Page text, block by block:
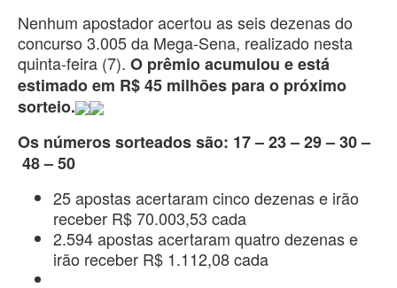
Nenhum apostador acertou as seis dezenas do
concurso 3.005 da Mega-Sena, realizado nesta
quinta-feira (7). O prêmio acumulou e está
estimado em R$ 45 milhões para o próximo
sorteio.
Os números sorteados são: 17 – 23 – 29 – 30 –
48 – 50
25 apostas acertaram cinco dezenas e irão
receber R$ 70.003,53 cada
2.594 apostas acertaram quatro dezenas e
irão receber R$ 1.112,08 cada